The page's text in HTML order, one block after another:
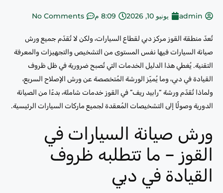
admin يونيو 10, 2026 8:09 م No Comments
تُعدّ منطقة القوز مركز دبي لقطاع السيارات، ولكن لا تُقدّم جميع ورش
صيانة السيارات فيها نفس المستوى من التشخيص والتجهيزات والمعرفة
التقنية. يُغطي هذا الدليل الخدمات التي تُصبح ضرورية في ظل ظروف
القيادة في دبي، وما يُميّز الورشة المُتخصصة عن ورش الإصلاح السريع،
ولماذا تُقدّم ورشة “رابيد ريف” في القوز خدمات شاملة، بدءًا من الصيانة
الدورية وصولًا إلى التشخيصات المُعقدة لجميع ماركات السيارات الرئيسية.
ورش صيانة السيارات في
القوز – ما تتطلبه ظروف
القيادة في دبي